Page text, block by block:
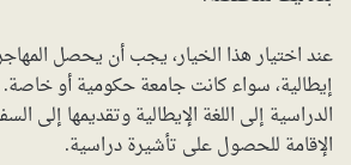
عند اختيار هذا الخيار، يجب أن يحصل
إيطالية، سواء كانت جامعة حكومية أو
الدراسية إلى اللغة الإيطالية وتقديمها إلى
الإقامة للحصول على تأشيرة دراسية.